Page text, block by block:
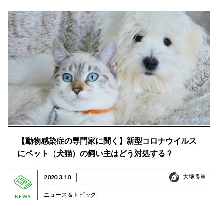
【動物感染症の専門家に聞く】新型コロナウイルス
にペット（犬猫）の飼い主はどう対処する？
NEWS
2020.3.10 大塚良重
大塚良重
ニュース＆トピック